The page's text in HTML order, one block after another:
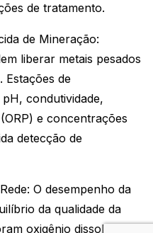
de tratamento.
de Mineração:
liberar metais pesados
Estações de
condutividade,
e concentrações
detecção de
O desempenho da
da qualidade da
oxigênio dissolvido,